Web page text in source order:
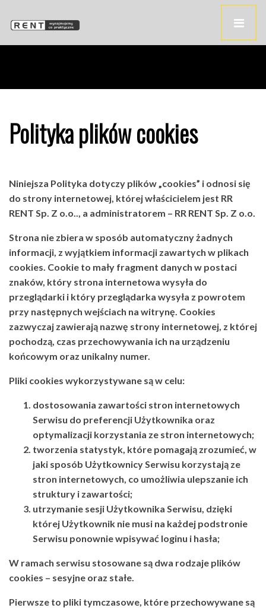
Polityka plików cookies
Niniejsza Polityka dotyczy plików „cookies” i odnosi się
do strony internetowej, której właścicielem jest RR
RENT Sp. Z o.o.., a administratorem – RR RENT Sp. Z o.o.
Strona nie zbiera w sposób automatyczny żadnych
informacji, z wyjątkiem informacji zawartych w plikach
cookies. Cookie to mały fragment danych w postaci
znaków, który strona internetowa wysyła do
przeglądarki i który przeglądarka wysyła z powrotem
przy następnych wejściach na witrynę. Cookies
zazwyczaj zawierają nazwę strony internetowej, z której
pochodzą, czas przechowywania ich na urządzeniu
końcowym oraz unikalny numer.
Pliki cookies wykorzystywane są w celu:
dostosowania zawartości stron internetowych
Serwisu do preferencji Użytkownika oraz
optymalizacji korzystania ze stron internetowych;
tworzenia statystyk, które pomagają zrozumieć, w
jaki sposób Użytkownicy Serwisu korzystają ze
stron internetowych, co umożliwia ulepszanie ich
struktury i zawartości;
utrzymanie sesji Użytkownika Serwisu, dzięki
której Użytkownik nie musi na każdej podstronie
Serwisu ponownie wpisywać loginu i hasła;
W ramach serwisu stosowane są dwa rodzaje plików
cookies – sesyjne oraz stałe.
Pierwsze to pliki tymczasowe, które przechowywane są